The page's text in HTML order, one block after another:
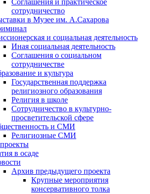
Соглашения и практическое
сотрудничество
в Музее им. А.Сахарова
и социальная деятельность
Иная социальная деятельность
Соглашения о социальном
сотрудничестве
и культура
Государственная поддержка
религиозного образования
Религия в школе
Сотрудничество в культурно-
просветительской сфере
и СМИ
Религиозные СМИ
в осаде
Архив предыдущего проекта
Крупные мероприятия
консервативного толка